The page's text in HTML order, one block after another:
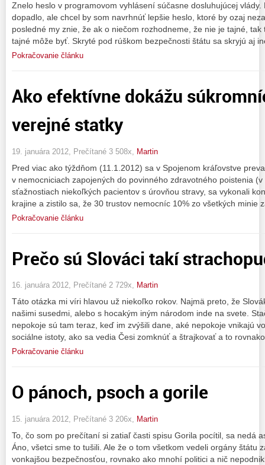
Znelo heslo v programovom vyhlásení súčasne dosluhujúcej vlády.
dopadlo, ale chcel by som navrhnúť lepšie heslo, ktoré by ozaj
posledné my znie, že ak o niečom rozhodneme, že nie je tajné,
tajné môže byť. Skryté pod rúškom bezpečnosti štátu sa skryjú aj
Pokračovanie článku
Ako efektívne dokážu
verejné statky
19. januára 2012, Prečítané 3 508x, Martin
Pred viac ako týždňom (11.1.2012) sa v Spojenom kráľovstve
v nemocniciach zapojených do povinného zdravotného poistenia
sťažnostiach niekoľkých pacientov s úrovňou stravy, sa vykonali
krajine a zistilo sa, že 30 trustov nemocníc 10% zo všetkých minie
Pokračovanie článku
Prečo sú Slováci takí
16. januára 2012, Prečítané 2 729x, Martin
Táto otázka mi víri hlavou už niekoľko rokov. Najmä preto, že
našimi susedmi, alebo s hocakým iným národom inde na svete.
nepokoje sú tam teraz, keď im zvýšili dane, aké nepokoje vnikajú
sociálne istoty, ako sa vedia Česi zomknúť a štrajkovať a to
Pokračovanie článku
O pánoch, psoch a gorile
15. januára 2012, Prečítané 3 206x, Martin
To, čo som po prečítaní si zatiaľ časti spisu Gorila pocítil, sa nedá
Áno, všetci sme to tušili. Ale že o tom všetkom vedeli orgány štátu
vonkajšou bezpečnosťou, rovnako ako mnohí politici a nič